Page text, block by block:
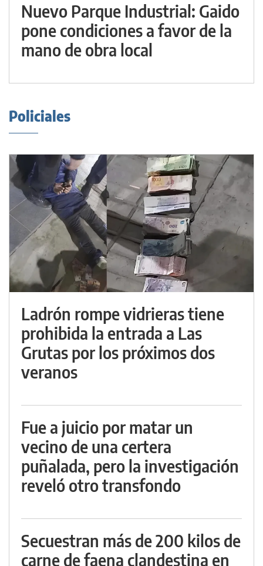
Nuevo Parque Industrial: Gaido
pone condiciones a favor de la
mano de obra local
Policiales
Ladrón rompe vidrieras tiene
prohibida la entrada a Las
Grutas por los próximos dos
veranos
Fue a juicio por matar un
vecino de una certera
puñalada, pero la investigación
reveló otro transfondo
Secuestran más de 200 kilos de
carne de faena clandestina en